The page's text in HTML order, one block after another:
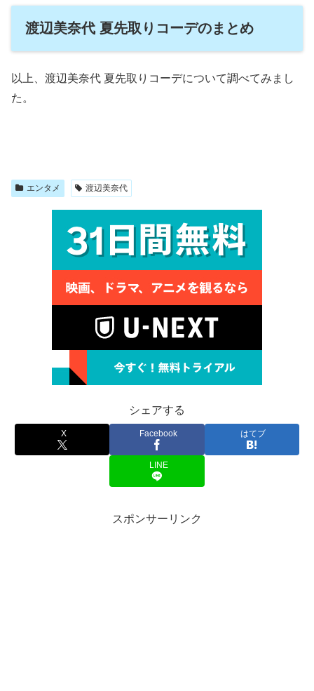
渡辺美奈代 夏先取りコーデのまとめ
以上、渡辺美奈代 夏先取りコーデについて調べてみまし
た。
エンタメ 渡辺美奈代
シェアする
X Facebook はてブ
LINE
スポンサーリンク